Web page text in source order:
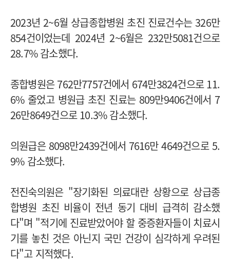
2023년 2~6월 상급종합병원 초진 진료건수는 326만
854건이었는데 2024년 2~6월은 232만5081건으로
28.7% 감소했다.
종합병원은 762만7757건에서 674만3824건으로 11.
6% 줄었고 병원급 초진 진료는 809만9406건에서 7
26만8649건으로 10.3% 감소했다.
의원급은 8098만2439건에서 7616만 4649건으로 5.
9% 감소했다.
전진숙의원은 "장기화된 의료대란 상황으로 상급종
합병원 초진 비율이 전년 동기 대비 급격히 감소했
다"며 "적기에 진료받았어야 할 중증환자들이 치료시
기를 놓친 것은 아닌지 국민 건강이 심각하게 우려된
다"고 지적했다.